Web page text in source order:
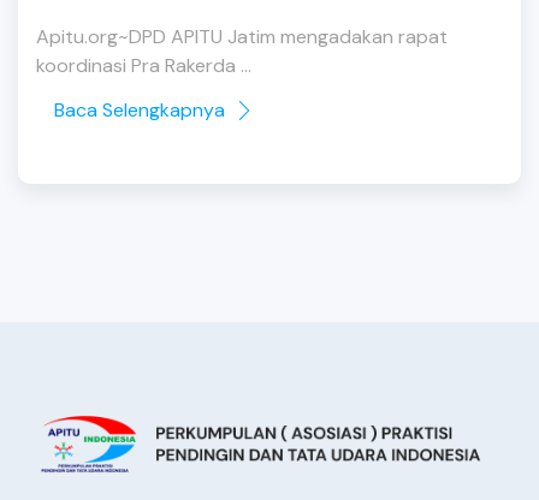
Apitu.org~DPD APITU Jatim mengadakan rapat
koordinasi Pra Rakerda ...
Baca Selengkapnya